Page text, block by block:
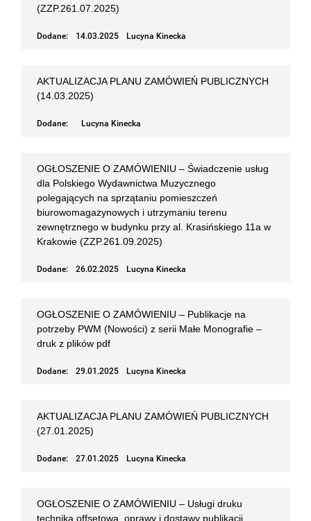
(ZZP.261.07.2025)
Dodane: 14.03.2025 Lucyna Kinecka
AKTUALIZACJA PLANU ZAMÓWIEŃ PUBLICZNYCH
(14.03.2025)
Dodane: Lucyna Kinecka
OGŁOSZENIE O ZAMÓWIENIU – Świadczenie usług
dla Polskiego Wydawnictwa Muzycznego
polegających na sprzątaniu pomieszczeń
biurowomagazynowych i utrzymaniu terenu
zewnętrznego w budynku przy al. Krasińskiego 11a w
Krakowie (ZZP.261.09.2025)
Dodane: 26.02.2025 Lucyna Kinecka
OGŁOSZENIE O ZAMÓWIENIU – Publikacje na
potrzeby PWM (Nowości) z serii Małe Monografie –
druk z plików pdf
Dodane: 29.01.2025 Lucyna Kinecka
AKTUALIZACJA PLANU ZAMÓWIEŃ PUBLICZNYCH
(27.01.2025)
Dodane: 27.01.2025 Lucyna Kinecka
OGŁOSZENIE O ZAMÓWIENIU – Usługi druku
techniką offsetową, oprawy i dostawy publikacji